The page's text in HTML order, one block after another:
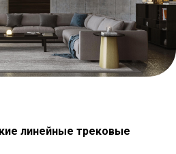
линейные трековые